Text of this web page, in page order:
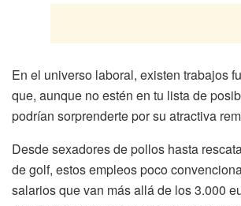
En el universo laboral, existen trabajos
que, aunque no estén en tu lista de
podrían sorprenderte por su atractiva
Desde sexadores de pollos hasta
de golf, estos empleos poco
salarios que van más allá de los 3.000